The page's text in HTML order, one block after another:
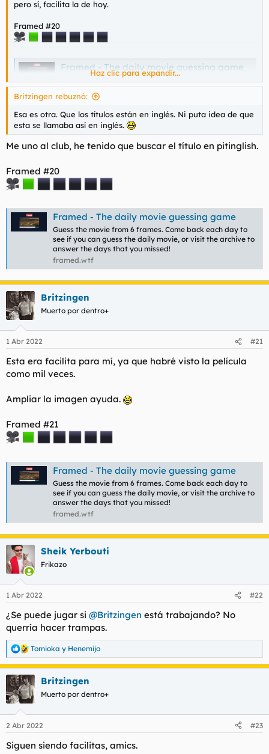
pero sí, facilita la de hoy.
Framed #20
Framed - The daily movie guessing game
Guess the movie from 6 frames. Come back each day
to see if you can guess the daily movie, or visit the
archive to answer the days that you missed!
framed.wtf
Haz clic para expandir...
Britzingen rebuznó:
Esa es otra. Que los títulos están en inglés. Ni puta idea de que
esta se llamaba así en inglés.
Me uno al club, he tenido que buscar el título en pitinglish.
Framed #20
Framed - The daily movie guessing game
Guess the movie from 6 frames. Come back each day to
see if you can guess the daily movie, or visit the archive to
answer the days that you missed!
framed.wtf
Britzingen
Muerto por dentro+
1 Abr 2022 #21
Esta era facilita para mí, ya que habré visto la película
como mil veces.
Ampliar la imagen ayuda.
Framed #21
Framed - The daily movie guessing game
Guess the movie from 6 frames. Come back each day to
see if you can guess the daily movie, or visit the archive to
answer the days that you missed!
framed.wtf
Sheik Yerbouti
Frikazo
1 Abr 2022 #22
¿Se puede jugar si @Britzingen está trabajando? No
querría hacer trampas.
R
e
a
c
c
i
e
:
Tomioka y Henemijo
Britzingen
Muerto por dentro+
2 Abr 2022 #23
Siguen siendo facilitas, amics.